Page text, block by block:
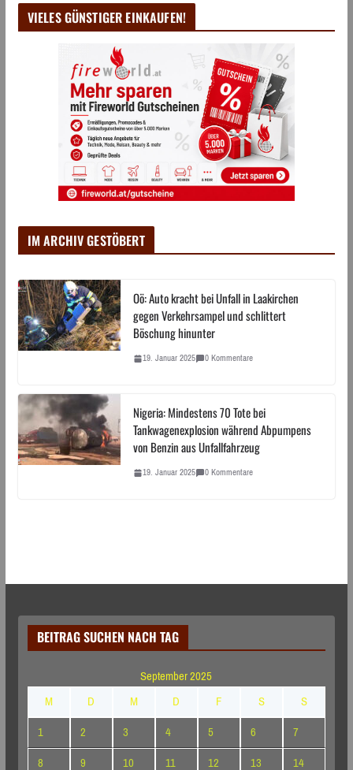
VIELES GÜNSTIGER EINKAUFEN!
IM ARCHIV GESTÖBERT
Oö: Auto kracht bei Unfall in Laakirchen
gegen Verkehrsampel und schlittert
Böschung hinunter
19. Januar 2025 0 Kommentare
Nigeria: Mindestens 70 Tote bei
Tankwagenexplosion während Abpumpens
von Benzin aus Unfallfahrzeug
19. Januar 2025 0 Kommentare
BEITRAG SUCHEN NACH TAG
September 2025
M
D M D F S
S
1
2 3 4 5 6
7
8
9 10 11 12 13
14